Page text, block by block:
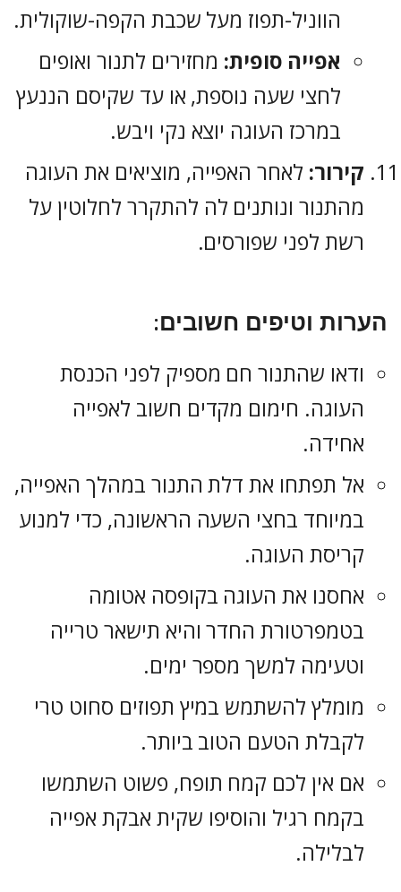
הווניל-תפוז מעל שכבת הקפה-שוקולית.
אפייה סופית: מחזירים לתנור ואופים
לחצי שעה נוספת, או עד שקיסם הננעץ
במרכז העוגה יוצא נקי ויבש.
קירור: לאחר האפייה, מוציאים את העוגה
מהתנור ונותנים לה להתקרר לחלוטין על
רשת לפני שפורסים.
הערות וטיפים חשובים:
ודאו שהתנור חם מספיק לפני הכנסת
העוגה. חימום מקדים חשוב לאפייה
אחידה.
אל תפתחו את דלת התנור במהלך האפייה,
במיוחד בחצי השעה הראשונה, כדי למנוע
קריסת העוגה.
אחסנו את העוגה בקופסה אטומה
בטמפרטורת החדר והיא תישאר טרייה
וטעימה למשך מספר ימים.
מומלץ להשתמש במיץ תפוזים סחוט טרי
לקבלת הטעם הטוב ביותר.
אם אין לכם קמח תופח, פשוט השתמשו
בקמח רגיל והוסיפו שקית אבקת אפייה
לבלילה.